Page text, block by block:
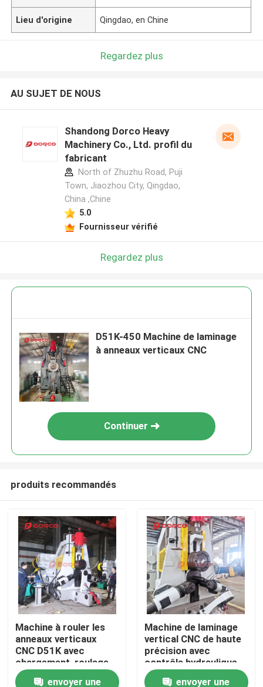
Aperçu
Produits
Vidéos
Lieu d'origine Qingdao, en Chine
Regardez plus
AU SUJET DE NOUS
Shandong Dorco Heavy
Machinery Co., Ltd. profil du
fabricant
North of Zhuzhu Road, Puji
Town, Jiaozhou City, Qingdao,
China ,Chine
5.0
Fournisseur vérifié
Regardez plus
D51K-450 Machine de laminage
à anneaux verticaux CNC
Continuer
produits recommandés
Machine à rouler les
anneaux verticaux
CNC D51K avec
chargement, roulage,
déchargement
envoyer une
Machine de laminage
vertical CNC de haute
précision avec
contrôle hydraulique
CNC pour bagues de
envoyer une